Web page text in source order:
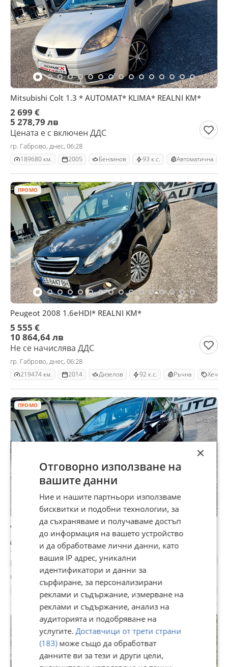
Mitsubishi Colt 1.3 * AUTOMAT* KLIMA* REALNI KM*
2 699 €
5 278,79 лв
Цената е с включен ДДС
гр. Габрово, днес, 06:28
189680 км. 2005 Бензинов 93 к.с. Автоматична
ПРОМО
Peugeot 2008 1.6eHDI* REALNI KM*
5 555 €
10 864,64 лв
Не се начислява ДДС
гр. Габрово, днес, 06:28
219474 км. 2014 Дизелов 92 к.с. Ръчна Хечбек
ПРОМО
Volvo V40 1.6D* FACE* AUTOMAT* REALNI KM*
6 666 €
13 037,56 лв
Цената е с включен ДДС
гр. Габрово, днес, 06:28
260000 км. Дизелов 114 к.с.
×
Отговорно използване на
вашите данни
Ние и нашите партньори използваме
бисквитки и подобни технологии, за
да съхраняваме и получаваме достъп
до информация на вашето устройство
и да обработваме лични данни, като
вашия IP адрес, уникални
идентификатори и данни за
сърфиране, за персонализирани
реклами и съдържание, измерване на
реклами и съдържание, анализ на
аудиторията и подобряване на
услугите.Доставчици от трети страни
(183)може също да обработват
данните ви за тези и други цели,